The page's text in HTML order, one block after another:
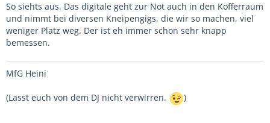
So siehts aus. Das digitale geht zur Not auch in den Kofferraum
und nimmt bei diversen Kneipengigs, die wir so machen, viel
weniger Platz weg. Der ist eh immer schon sehr knapp
bemessen.
MfG Heini
(Lasst euch von dem DJ nicht verwirren. )